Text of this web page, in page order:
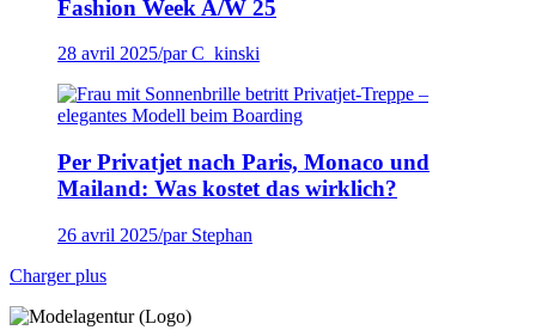
Fashion Week A/W 25
28 avril 2025/par C_kinski
Per Privatjet nach Paris, Monaco und
Mailand: Was kostet das wirklich?
26 avril 2025/par Stephan
Charger plus